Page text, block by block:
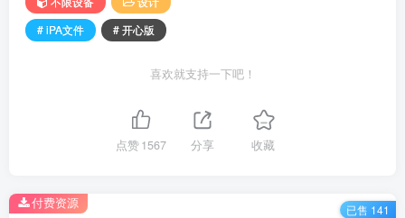
# iPA文件
# 开心版
喜欢就支持一下吧！
点赞1567 分享 收藏
付费资源 已售 141